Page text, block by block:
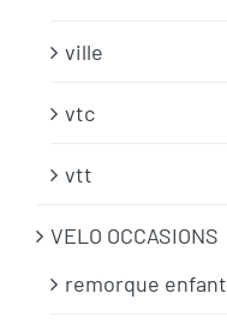
ville
vtc
vtt
VELO OCCASIONS
remorque enfant